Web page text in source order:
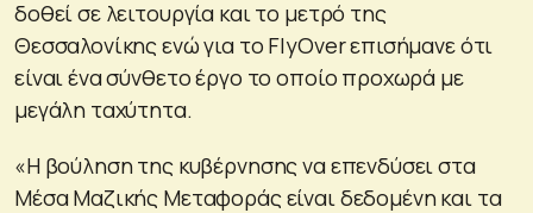
δοθεί σε λειτουργία και το μετρό της
Θεσσαλονίκης ενώ για το FlyOver επισήμανε ότι
είναι ένα σύνθετο έργο το οποίο προχωρά με
μεγάλη ταχύτητα.
«Η βούληση της κυβέρνησης να επενδύσει στα
Μέσα Μαζικής Μεταφοράς είναι δεδομένη και τα